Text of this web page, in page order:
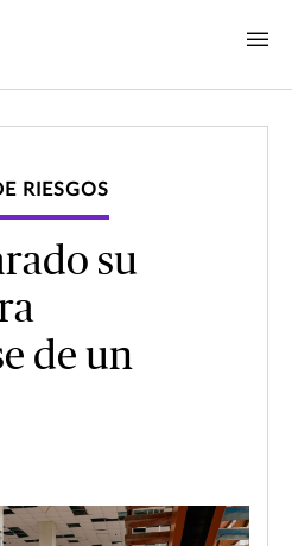
RIESGOS
su
de un